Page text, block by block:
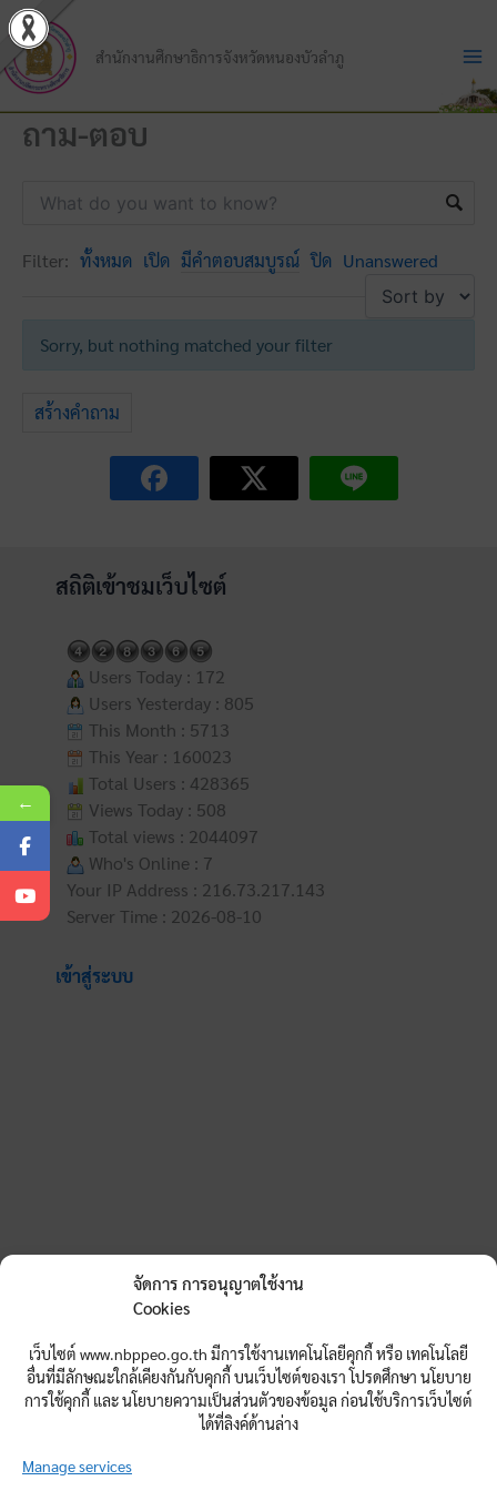
จัดการ การอนุญาตใช้งาน
Cookies
เว็บไซต์ www.nbppeo.go.th มีการใช้งานเทคโนโลยีคุกกี้ หรือ เทคโนโลยี
อื่นที่มีลักษณะใกล้เคียงกันกับคุกกี้ บนเว็บไซต์ของเรา โปรดศึกษา นโยบาย
การใช้คุกกี้ และ นโยบายความเป็นส่วนตัวของข้อมูล ก่อนใช้บริการเว็บไซต์
ได้ที่ลิงค์ด้านล่าง
Manage services
Skip
to
content
สำนักงานศึกษาธิการจังหวัดหนองบัวลำภู
ถาม-ตอบ
Filter: ทั้งหมด เปิด มีคำตอบสมบูรณ์ ปิด Unanswered
Sorry, but nothing matched your filter
สร้างคำถาม
สถิติเข้าชมเว็บไซต์
Users Today : 172
Users Yesterday : 805
This Month : 5713
This Year : 160023
Total Users : 428365
Views Today : 508
Total views : 2044097
Who's Online : 7
Your IP Address : 216.73.217.143
Server Time : 2026-08-10
เข้าสู่ระบบ
←